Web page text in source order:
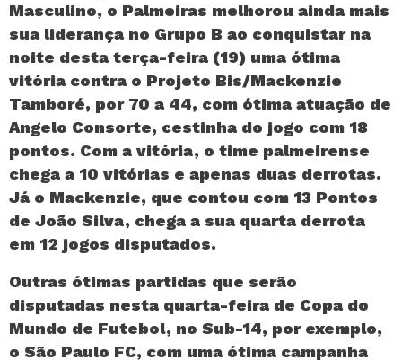
Masculino, o Palmeiras melhorou ainda mais
sua liderança no Grupo B ao conquistar na
noite desta terça-feira (19) uma ótima
vitória contra o Projeto Bis/Mackenzie
Tamboré, por 70 a 44, com ótima atuação de
Angelo Consorte, cestinha do jogo com 18
pontos. Com a vitória, o time palmeirense
chega a 10 vitórias e apenas duas derrotas.
Já o Mackenzie, que contou com 13 Pontos
de João Silva, chega a sua quarta derrota
em 12 jogos disputados.
Outras ótimas partidas que serão
disputadas nesta quarta-feira de Copa do
Mundo de Futebol, no Sub-14, por exemplo,
o São Paulo FC, com uma ótima campanha